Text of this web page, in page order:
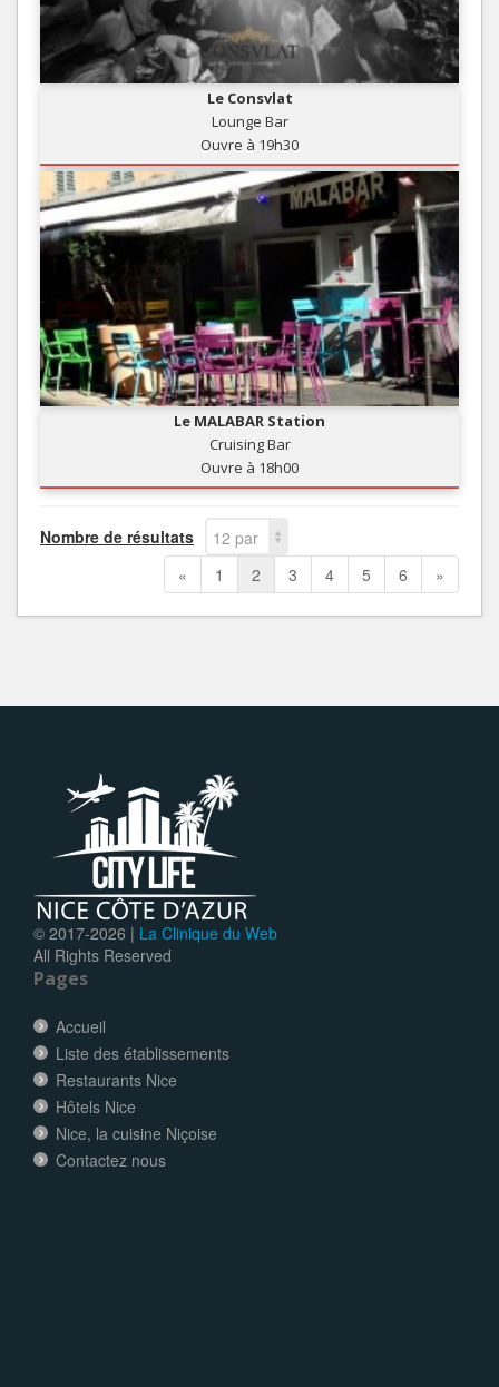
Le Consvlat
Lounge Bar
Ouvre à 19h30
Le MALABAR Station
Cruising Bar
Ouvre à 18h00
Nombre de résultats
12 par
page
« 1 2 3 4 5 6 »
© 2017-2026 | La Clinique du Web
All Rights Reserved
Pages
Accueil
Liste des établissements
Restaurants Nice
Hôtels Nice
Nice, la cuisine Niçoise
Contactez nous